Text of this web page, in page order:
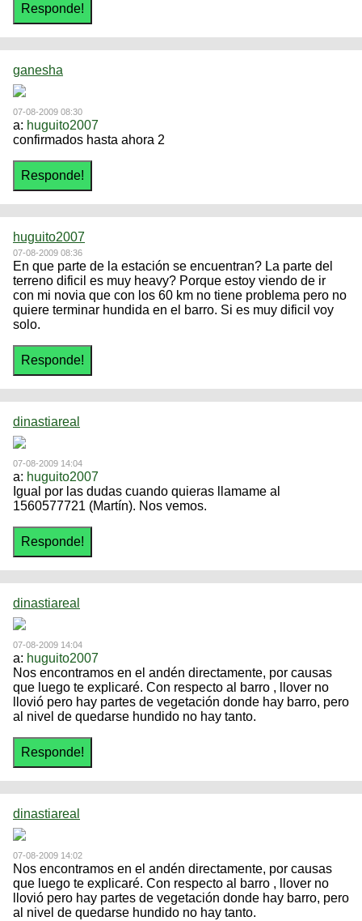
ganesha
07-08-2009 08:30
a: huguito2007
confirmados hasta ahora 2
huguito2007
07-08-2009 08:36
En que parte de la estación se encuentran? La parte del
terreno dificil es muy heavy? Porque estoy viendo de ir
con mi novia que con los 60 km no tiene problema pero no
quiere terminar hundida en el barro. Si es muy dificil voy
solo.
dinastiareal
07-08-2009 14:04
a: huguito2007
Igual por las dudas cuando quieras llamame al
1560577721 (Martín). Nos vemos.
dinastiareal
07-08-2009 14:04
a: huguito2007
Nos encontramos en el andén directamente, por causas
que luego te explicaré. Con respecto al barro , llover no
llovió pero hay partes de vegetación donde hay barro, pero
al nivel de quedarse hundido no hay tanto.
dinastiareal
07-08-2009 14:02
Nos encontramos en el andén directamente, por causas
que luego te explicaré. Con respecto al barro , llover no
llovió pero hay partes de vegetación donde hay barro, pero
al nivel de quedarse hundido no hay tanto.